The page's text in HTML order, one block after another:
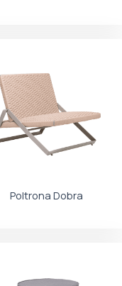
Poltrona Dobra